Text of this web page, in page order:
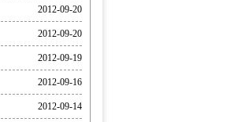
2012-09-20
2012-09-20
2012-09-19
2012-09-16
2012-09-14